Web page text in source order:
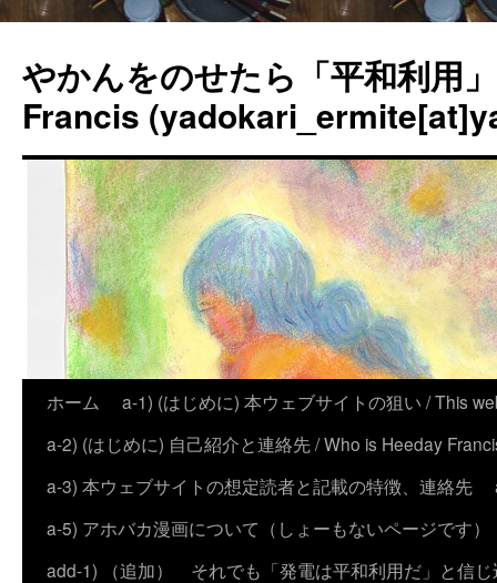
やかんをのせたら「平和利用
Francis
ホーム
a-1) (はじめに) 本ウェブサイトの狙い / This
a-2) (はじめに) 自己紹介と連絡先 / Who is Heeday
a-3) 本ウェブサイトの想定読者と記載の特徴、連絡先
a-5) アホバカ漫画について（しょーもないページです）
add-1) （追加） それでも「発電は平和利用だ」と信